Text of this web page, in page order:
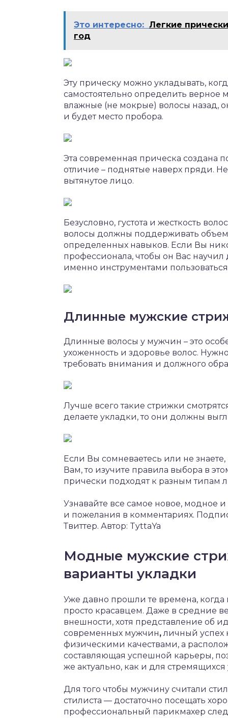
Это интересно: Легкие
год
Эту прическу можно укладывать,
самостоятельно определить верное
влажные (не мокрые) волосы назад,
и будет место пробора.
Эта современная прическа создана
отличие – поднятые наверх пряди.
вытянутое лицо.
Безусловно, густота и жесткость
волосы должны поддерживать объем
определенных навыков. Если Вы
профессионала, чтобы он Вас
именно инструментами
Длинные мужские
Длинные волосы у мужчин – это
ухоженность и здоровье волос.
требовать внимания и должного
Лучше всего такие стрижки
делаете укладки, то они должны
Если Вы сомневаетесь или не
Вам, то изучите правила выбора в
прически подходят к разным типам
Узнавайте все самое новое, модное
и пожелания в комментариях.
Твиттер. Автор: TyttaYa
Модные мужские
варианты укладки
Уже давно прошли те времена,
просто красавцем. Даже в средние
внешности, хотя представление об
современных мужчин,личный успех
физическими качествами, а
составляющая успешной карьеры,
же актуально, как и для
Для того чтобы мужчину считали
стилиста — достаточно посещать
профессиональный парикмахер